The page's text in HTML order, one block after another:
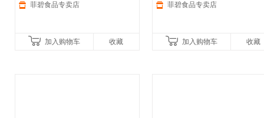
菲碧食品专卖店
加入购物车 收藏
菲碧食品专卖店
加入购物车 收藏